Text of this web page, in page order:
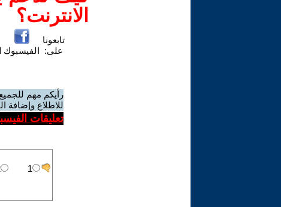
الانترنت؟
تابعونا
على: الفيسبوك
رأيكم مهم
للاطلاع وإضافة
تعليقات